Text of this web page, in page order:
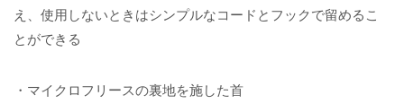
え、使用しないときはシンプルなコードとフックで留めるこ
とができる
・マイクロフリースの裏地を施した首